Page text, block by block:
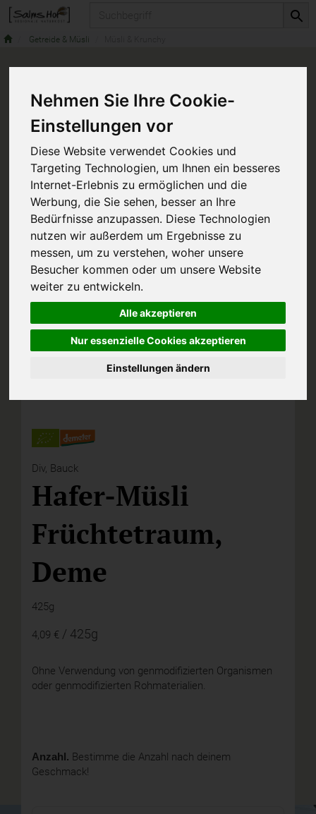
Nehmen Sie Ihre Cookie-
Einstellungen vor
Diese Website verwendet Cookies und
Targeting Technologien, um Ihnen ein besseres
Internet-Erlebnis zu ermöglichen und die
Werbung, die Sie sehen, besser an Ihre
Bedürfnisse anzupassen. Diese Technologien
nutzen wir außerdem um Ergebnisse zu
messen, um zu verstehen, woher unsere
Besucher kommen oder um unsere Website
weiter zu entwickeln.
Alle akzeptieren
Nur essenzielle Cookies akzeptieren
Einstellungen ändern
Getreide & Müsli
Div, Bauck
Hafer-Müsli
Früchtetraum,
Deme
425g
4,09 € / 425g
Ohne Verwendung von genmodifizierten Organismen
oder genmodifizierten Rohmaterialien.
Anzahl. Bestimme die Anzahl nach deinem
Geschmack!